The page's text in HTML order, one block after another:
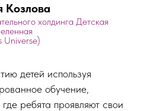
холдинга Детская
Universe)
детей используя
обучение,
ребята проявляют свои